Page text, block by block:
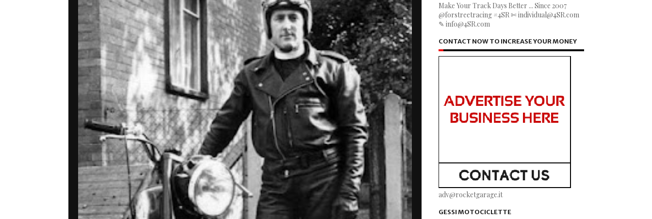
Make Your Track Days Better ... Since 2007
@forstreetracing #4SR ✄ individual@4SR.com
✎ info@4SR.com
CONTACT NOW TO INCREASE YOUR MONEY
adv@rocketgarage.it
GESSI MOTOCICLETTE